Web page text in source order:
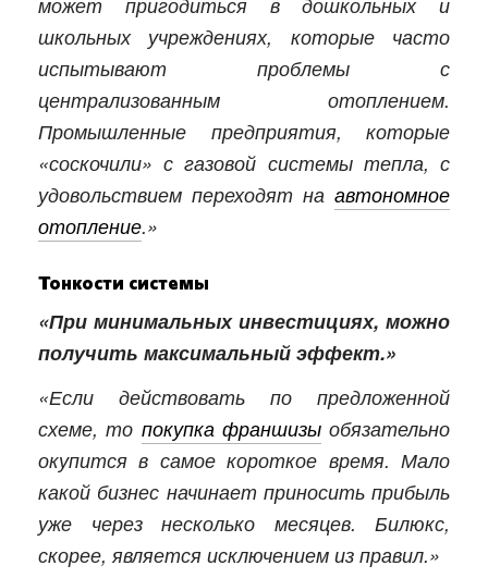
школьных учреждениях, которые часто
испытывают проблемы с
централизованным отоплением.
Промышленные предприятия, которые
«соскочили» с газовой системы тепла, с
удовольствием переходят на автономное
отопление.»
Тонкости системы
«При минимальных инвестициях, можно
получить максимальный эффект.»
«Если действовать по предложенной
схеме, то покупка франшизыобязательно
окупится в самое короткое время. Мало
какой бизнес начинает приносить прибыль
уже через несколько месяцев. Билюкс,
скорее, является исключением из правил.»